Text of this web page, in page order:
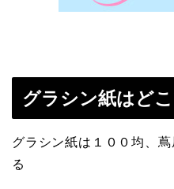
グラシン紙はど
グラシン紙は１００均、
る